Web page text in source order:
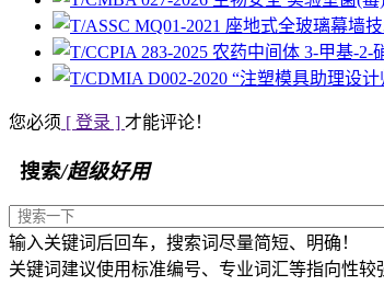
您必须 [ 登录 ] 才能评论！
搜索/超级好用
输入关键词后回车，搜索词尽量简短、明确！
关键词建议使用标准编号、专业词汇等指向性较